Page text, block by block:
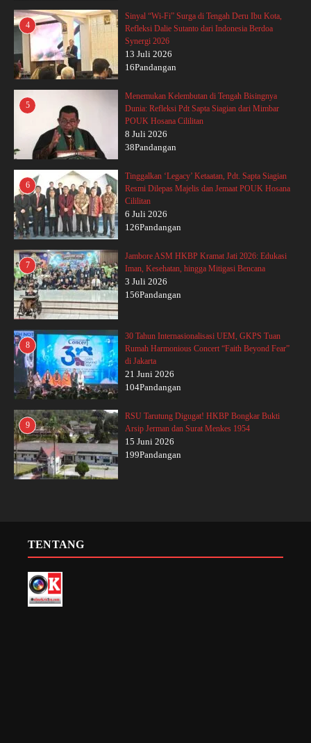
4
Sinyal “Wi-Fi” Surga di Tengah Deru Ibu Kota,
Refleksi Dalie Sutanto dari Indonesia Berdoa
Synergi 2026
13 Juli 2026
16Pandangan
5
Menemukan Kelembutan di Tengah Bisingnya
Dunia: Refleksi Pdt Sapta Siagian dari Mimbar
POUK Hosana Cililitan
8 Juli 2026
38Pandangan
6
Tinggalkan ‘Legacy’ Ketaatan, Pdt. Sapta Siagian
Resmi Dilepas Majelis dan Jemaat POUK Hosana
Cililitan
6 Juli 2026
126Pandangan
7
Jambore ASM HKBP Kramat Jati 2026: Edukasi
Iman, Kesehatan, hingga Mitigasi Bencana
3 Juli 2026
156Pandangan
8
30 Tahun Internasionalisasi UEM, GKPS Tuan
Rumah Harmonious Concert “Faith Beyond Fear”
di Jakarta
21 Juni 2026
104Pandangan
9
RSU Tarutung Digugat! HKBP Bongkar Bukti
Arsip Jerman dan Surat Menkes 1954
15 Juni 2026
199Pandangan
TENTANG